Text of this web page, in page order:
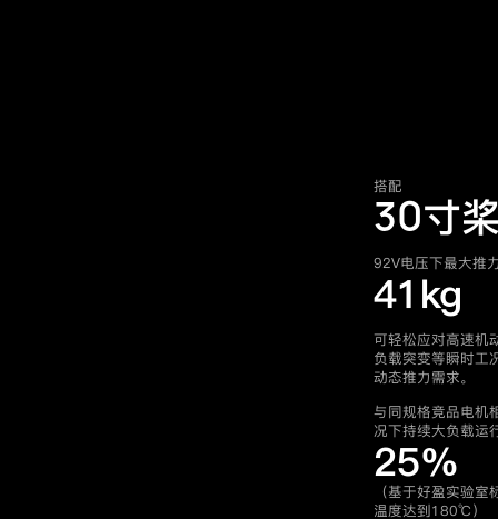
搭配
30寸
92V电压下最大推
41kg
可轻松应对高速机
负载突变等瞬时工
动态推力需求。
与同规格竞品电机
况下持续大负载运
25%
（基于好盈实验室
温度达到180℃）